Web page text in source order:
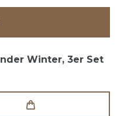
Winter, 3er Set